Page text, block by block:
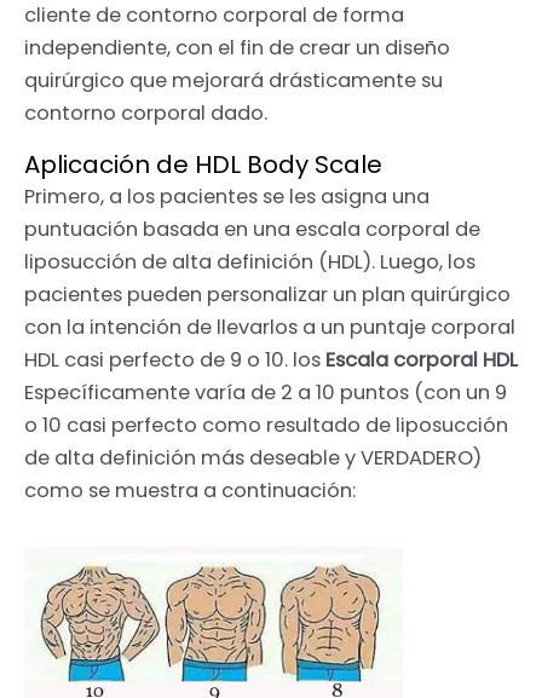
cliente de contorno corporal de forma
independiente, con el fin de crear un diseño
quirúrgico que mejorará drásticamente su
contorno corporal dado.
Aplicación de HDL Body Scale
Primero, a los pacientes se les asigna una
puntuación basada en una escala corporal de
liposucción de alta definición (HDL). Luego, los
pacientes pueden personalizar un plan quirúrgico
con la intención de llevarlos a un puntaje corporal
HDL casi perfecto de 9 o 10. los Escala corporal HDL
Específicamente varía de 2 a 10 puntos (con un 9
o 10 casi perfecto como resultado de liposucción
de alta definición más deseable y VERDADERO)
como se muestra a continuación: